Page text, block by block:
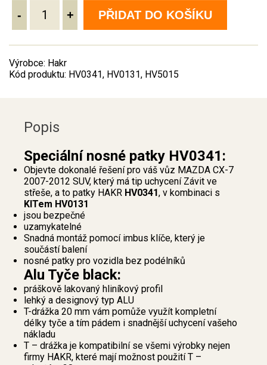
- + PŘIDAT DO KOŠÍKU
Výrobce: Hakr
Kód produktu: HV0341, HV0131, HV5015
Popis
Speciální nosné patky HV0341:
Objevte dokonalé řešení pro váš vůz MAZDA CX-7
2007-2012 SUV, který má tip uchycení Závit ve
střeše, a to patky HAKR HV0341, v kombinaci s
KITem HV0131
jsou bezpečné
uzamykatelné
Snadná montáž pomocí imbus klíče, který je
součástí balení
nosné patky pro vozidla bez podélníků
Alu Tyče black:
práškově lakovaný hliníkový profil
lehký a designový typ ALU
T-drážka 20 mm vám pomůže využít kompletní
délky tyče a tím pádem i snadnější uchycení vašeho
nákladu
T – drážka je kompatibilní se všemi výrobky nejen
firmy HAKR, které mají možnost použití T –